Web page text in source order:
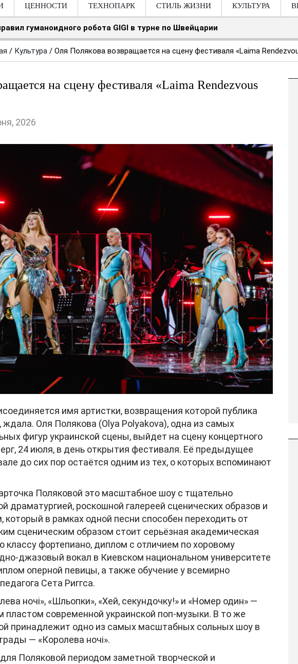
ЦЕННОСТИ ТЕХНОПАРК СТИЛЬ ЖИЗНИ КУЛЬТУРА
гуманоидного робота GIGI в турне по Швейцарии
/ Культура / Оля Полякова возвращается на сцену фестиваля «Laima
на сцену фестиваля «Laima Rendezvous
2026
имя артистки, возвращения которой публика
ждала. Оля Полякова (Olya Polyakova), одна из самых
фигур украинской сцены, выйдет на сцену концертного
24 июля, в день открытия фестиваля. Её предыдущее
до сих пор остаётся одним из тех, о которых вспоминают
Поляковой это масштабное шоу с тщательно
драматургией, роскошной галереей сценических образов и
в рамках одной песни способен переходить от
сценическим образом стоит серьёзная академическая
классу фортепиано, диплом с отличием по хоровому
джазовый вокал в Киевском национальном университете
оперной певицы, а также обучение у всемирно
Сета Риггса.
ночі», «Шльопки», «Хей, секундочку!» и «Номер один» —
пластом современной украинской поп-музыки. В то же
принадлежит одно из самых масштабных сольных шоу в
— «Королева ночі».
Поляковой периодом заметной творческой и